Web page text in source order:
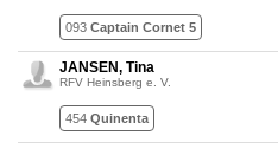
093 Captain Cornet 5
JANSEN, Tina
RFV Heinsberg e. V.
454 Quinenta